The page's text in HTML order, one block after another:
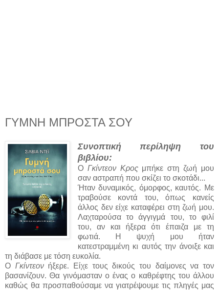
ΓΥΜΝΗ ΜΠΡΟΣΤΑ ΣΟΥ
Συνοπτική περίληψη του
βιβλίου:
Ο Γκίντεον Κροςμπήκε στη ζωή μου
σαν αστραπή που σκίζει το σκοτάδι...
Ήταν δυναμικός, όμορφος, καυτός. Με
τραβούσε κοντά του, όπως κανείς
άλλος δεν είχε καταφέρει στη ζωή μου.
Λαχταρούσα το άγγιγμά του, το φιλί
του, αν και ήξερα ότι έπαιζα με τη
φωτιά. Η ψυχή μου ήταν
κατεστραμμένη κι αυτός την άνοιξε και
τη διάβασε με τόση ευκολία.
Ο Γκίντεονήξερε. Είχε τους δικούς του δαίμονες να τον
βασανίζουν. Θα γινόμασταν ο ένας ο καθρέφτης του άλλου
καθώς θα προσπαθούσαμε να γιατρέψουμε τις πληγές μας